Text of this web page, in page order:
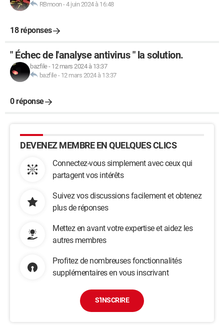
RBmoon-4 juin 2024 à 16:48
18 réponses
" Échec de l'analyse antivirus " la solution.
bazfile- 12 mars 2024 à 13:37
bazfile- 12 mars 2024 à 13:37
0 réponse
DEVENEZ MEMBRE EN QUELQUES CLICS
Connectez-vous simplement avec ceux qui
partagent vos intérêts
Suivez vos discussions facilement et obtenez
plus de réponses
Mettez en avant votre expertise et aidez les
autres membres
Profitez de nombreuses fonctionnalités
supplémentaires en vous inscrivant
S'INSCRIRE